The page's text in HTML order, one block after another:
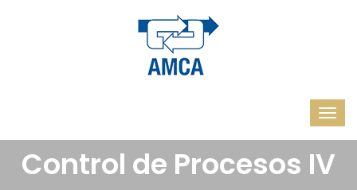
Control de Procesos IV